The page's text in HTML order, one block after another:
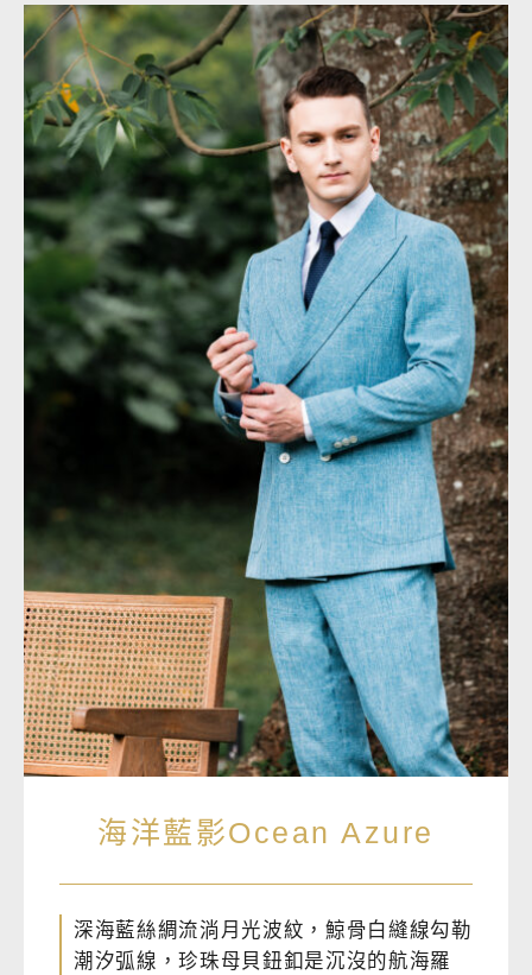
海洋藍影Ocean Azure
深海藍絲綢流淌月光波紋，鯨骨白縫線勾勒
潮汐弧線，珍珠母貝鈕釦是沉沒的航海羅